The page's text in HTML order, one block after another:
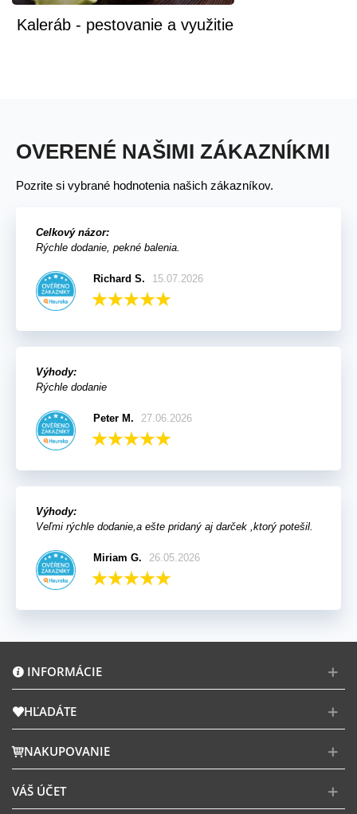
Kaleráb - pestovanie a využitie
OVERENÉ NAŠIMI ZÁKAZNÍKMI
Pozrite si vybrané hodnotenia našich zákazníkov.
Celkový názor:
Rýchle dodanie, pekné balenia.
Richard S. 15.07.2026
Výhody:
Rýchle dodanie
Peter M. 27.06.2026
Výhody:
Veľmi rýchle dodanie,a ešte pridaný aj darček ,ktorý potešil.
Miriam G. 26.05.2026
INFORMÁCIE
HĽADÁTE
NAKUPOVANIE
VÁŠ ÚČET